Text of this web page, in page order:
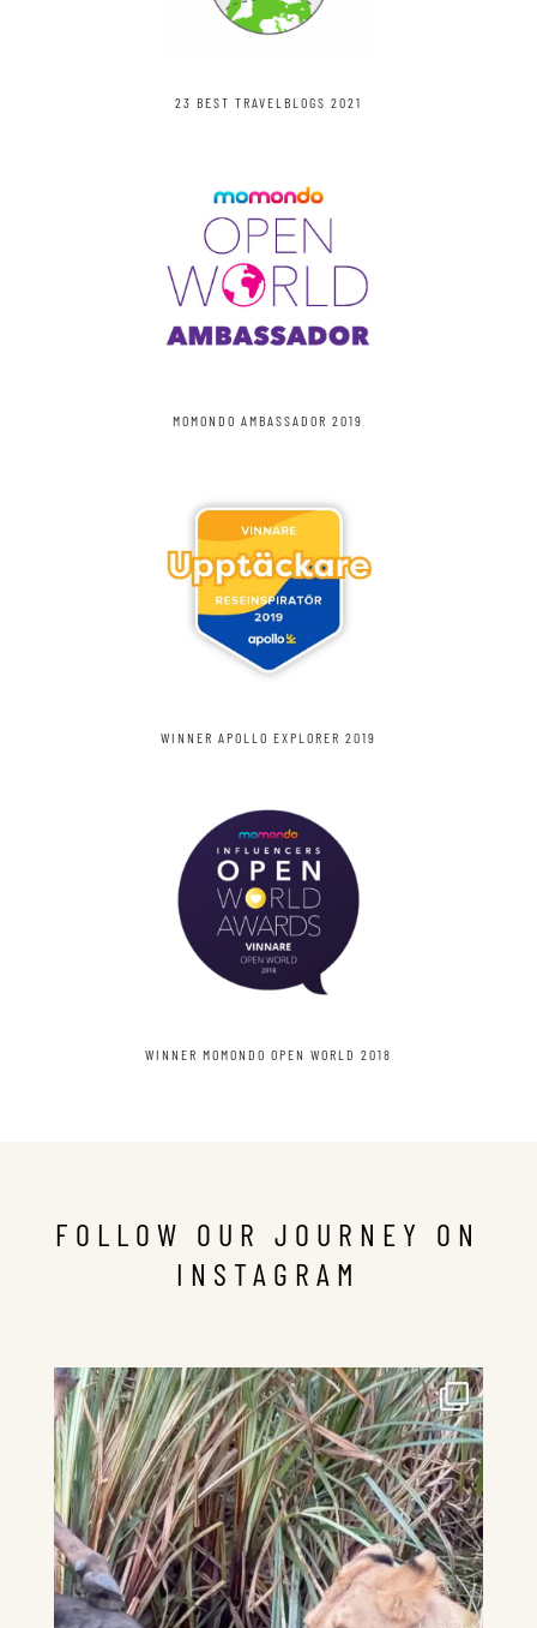
23 BEST TRAVELBLOGS 2021
MOMONDO AMBASSADOR 2019
WINNER APOLLO EXPLORER 2019
WINNER MOMONDO OPEN WORLD 2018
FOLLOW OUR JOURNEY ON
INSTAGRAM